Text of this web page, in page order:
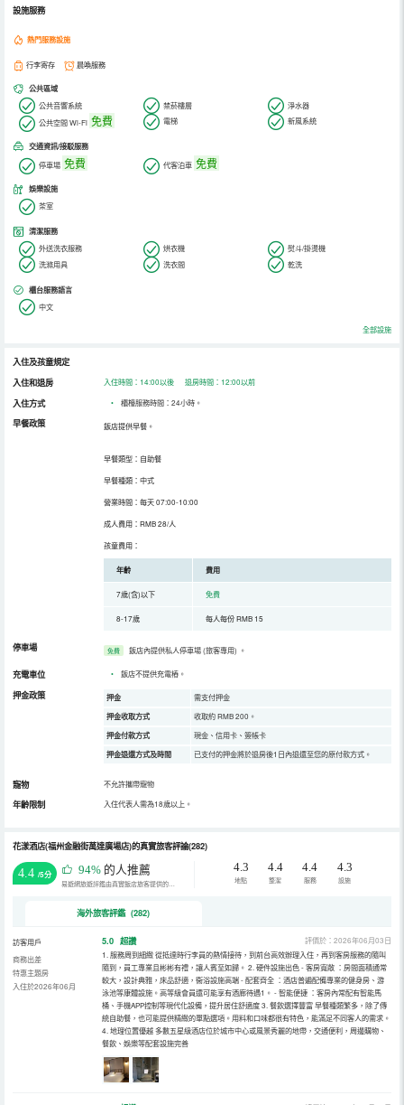
設施服務
熱門服務設施
行李寄存 晨喚服務
公共區域
公共音響系統 禁菸樓層
淨水器
公共空間 Wi-Fi 免費 電梯 新風系統
交通資訊/接駁服務
停車場 免費 代客泊車 免費
娛樂設施
茶室
清潔服務
外送洗衣服務 烘衣機
熨斗/掛燙機
洗滌用具
洗衣間 乾洗
櫃台服務語言
中文
全部設施
入住及孩童規定
入住和退房
入住時間：14:00以後 退房時間：12:00以前
入住方式 • 櫃檯服務時間：24小時。
早餐政策 飯店提供早餐。
早餐類型：自助餐
早餐種類：中式
營業時間：每天 07:00-10:00
成人費用：RMB 28/人
孩童費用：
年齡 費用
7歲(含)以下 免費
8-17歲 每人每份 RMB 15
停車場 免費 飯店內提供私人停車場 (旅客專用) 。
充電車位 • 飯店不提供充電樁。
押金政策 押金 需支付押金
押金收取方式 收取約 RMB 200。
押金付款方式 現金、信用卡、簽帳卡
押金退還方式及時間 已支付的押金將於退房後1日內退還至您的原付款方式。
寵物 不允許攜帶寵物
年齡限制 入住代表人需為18歲以上。
花漾酒店(福州金融街萬達廣場店)的真實旅客評論(282)
4.4 /5分 94% 的人推薦
易遊網旅遊評鑑由真實飯店旅客提供的評鑑。
4.3
地點
4.4
整潔
4.4
服務
4.3
設施
海外旅客評鑑 (282)
訪客用戶
商務出差
特惠主題房
入住於2026年06月
5.0 超讚
評價於：2026年06月03日
1. 服務周到細緻 從抵達時行李員的熱情接待，到前台高效辦理入住，再到客房服務的隨叫
隨到，員工專業且彬彬有禮，讓人賓至如歸。 2. 硬件設施出色 - 客房寬敞 ：房間面積通常
較大，設計典雅，床品舒適，衞浴設施高端 - 配套齊全 ：酒店普遍配備專業的健身房、游
泳池等康體設施。高等級會員還可能享有酒廊待遇1。 - 智能便捷 ：客房內常配有智能馬
桶、手機APP控制等現代化設備，提升居住舒適度 3. 餐飲選擇豐富 早餐種類繁多，除了傳
統自助餐，也可能提供精緻的單點選項。用料和口味都很有特色，能滿足不同客人的需求。
4. 地理位置優越 多數五星級酒店位於城市中心或風景秀麗的地帶，交通便利，周邊購物、
餐飲、娛樂等配套設施完善